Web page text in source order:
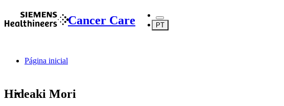
Cancer Care PT
Página inicial
Hideaki Mori